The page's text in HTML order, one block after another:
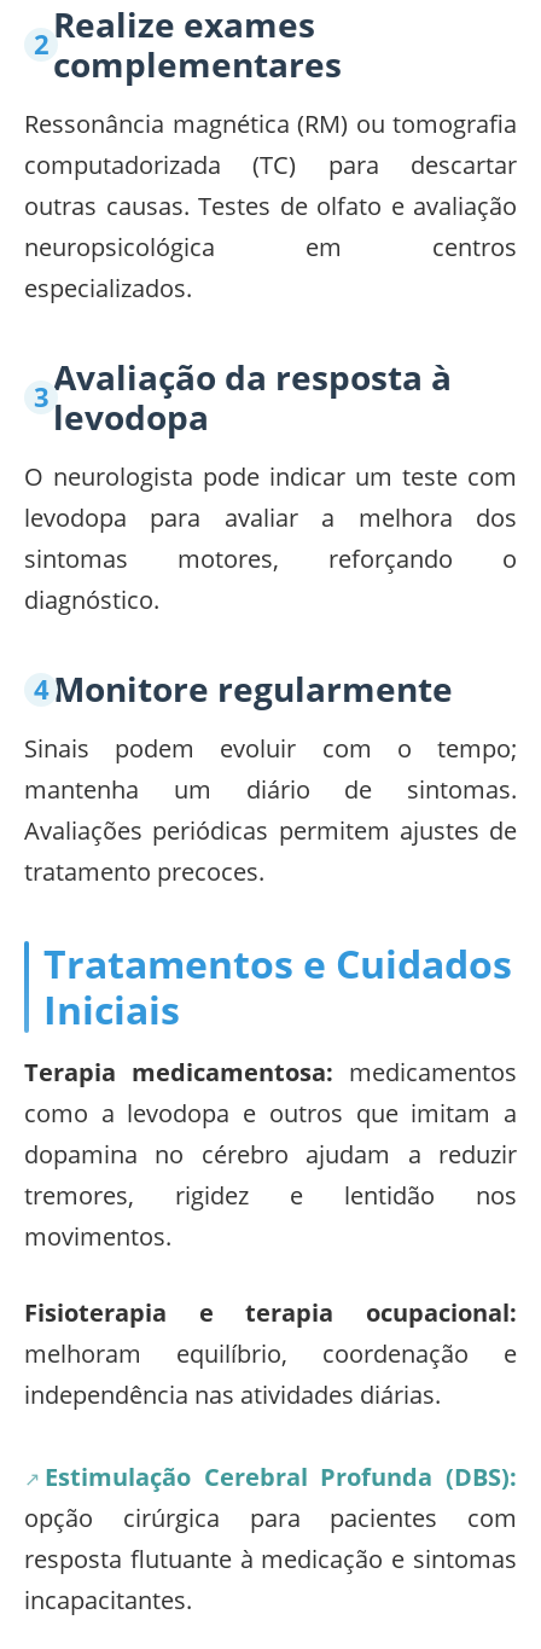
Realize exames
complementares
Ressonância magnética (RM) ou tomografia
computadorizada (TC) para descartar
outras causas. Testes de olfato e avaliação
neuropsicológica em centros
especializados.
Avaliação da resposta à
levodopa
O neurologista pode indicar um teste com
levodopa para avaliar a melhora dos
sintomas motores, reforçando o
diagnóstico.
Monitore regularmente
Sinais podem evoluir com o tempo;
mantenha um diário de sintomas.
Avaliações periódicas permitem ajustes de
tratamento precoces.
Tratamentos e Cuidados
Iniciais
Terapia medicamentosa: medicamentos
como a levodopa e outros que imitam a
dopamina no cérebro ajudam a reduzir
tremores, rigidez e lentidão nos
movimentos.
Fisioterapia e terapia ocupacional:
melhoram equilíbrio, coordenação e
independência nas atividades diárias.
Estimulação Cerebral Profunda (DBS):
opção cirúrgica para pacientes com
resposta flutuante à medicação e sintomas
incapacitantes.